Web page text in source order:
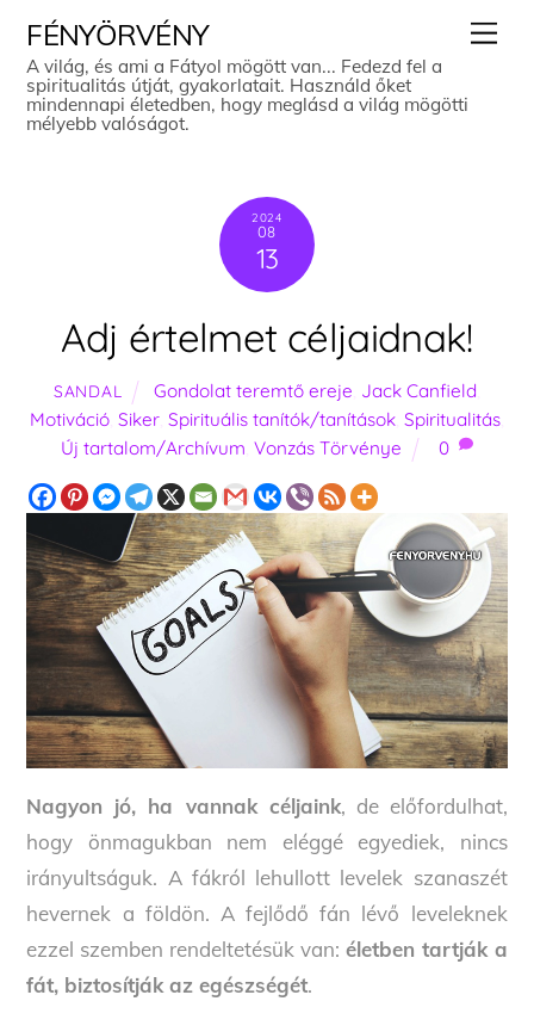
content
FÉNYÖRVÉNY
A világ, és ami a Fátyol mögött van... Fedezd fel a
spiritualitás útját, gyakorlatait. Használd őket
mindennapi életedben, hogy meglásd a világ mögötti
mélyebb valóságot.
2024
08
13
Adj értelmet céljaidnak!
SANDAL Gondolat teremtő ereje Jack Canfield
Motiváció Siker Spirituális tanítók/tanítások Spiritualitás
Új tartalom/Archívum ,Vonzás Törvénye 0
Nagyon jó, ha vannak céljaink, de előfordulhat,
hogy önmagukban nem eléggé egyediek, nincs
irányultságuk. A fákról lehullott levelek szanaszét
hevernek a földön. A fejlődő fán lévő leveleknek
ezzel szemben rendeltetésük van: életben tartják a
fát, biztosítják az egészségét.